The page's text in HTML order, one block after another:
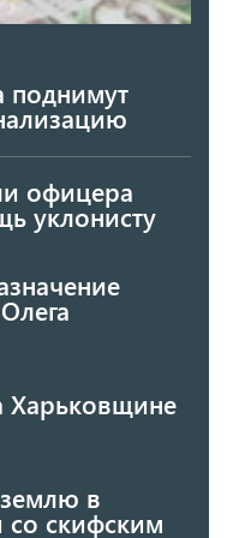
поднимут
офицера
уклонисту
Харьковщине
землю в
со скифским